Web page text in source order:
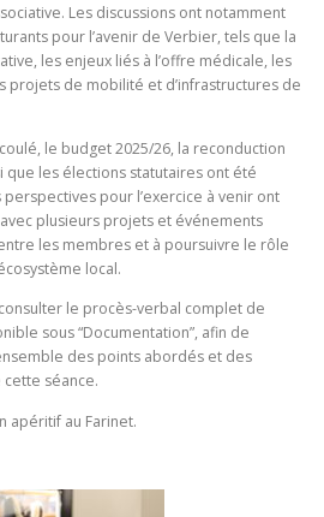
Les discussions ont notamment
pour l’avenir de Verbier, tels que la
les enjeux liés à l’offre médicale, les
projets de mobilité et d’infrastructures de
le budget 2025/26, la reconduction
que les élections statutaires ont été
perspectives pour l’exercice à venir ont
plusieurs projets et événements
les membres et à poursuivre le rôle
local.
le procès-verbal complet de
sous “Documentation”, afin de
des points abordés et des
séance.
apéritif au Farinet.